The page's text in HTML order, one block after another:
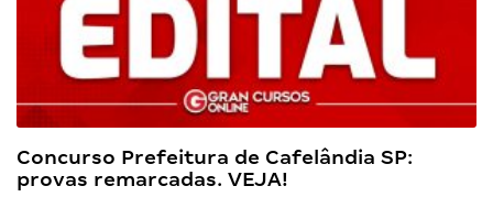
Concurso Prefeitura de Cafelândia SP:
provas remarcadas. VEJA!